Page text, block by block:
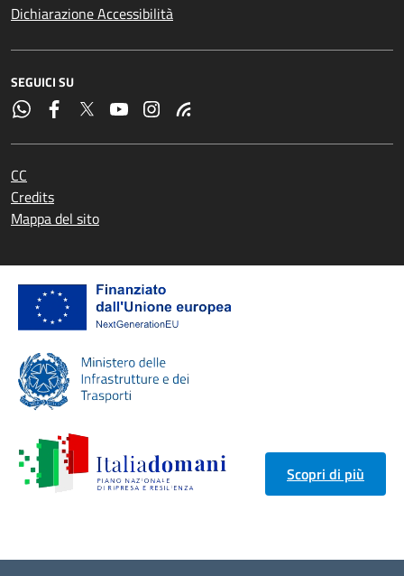
Dichiarazione Accessibilità
SEGUICI SU
CC
Credits
Mappa del sito
Scopri di più